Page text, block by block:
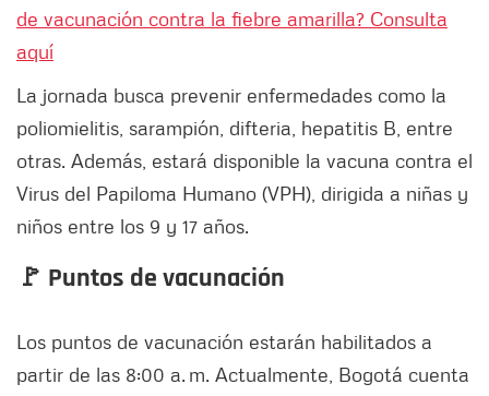
de vacunación contra la fiebre amarilla? Consulta
aquí
La jornada busca prevenir enfermedades como la
poliomielitis, sarampión, difteria, hepatitis B, entre
otras. Además, estará disponible la vacuna contra el
Virus del Papiloma Humano (VPH), dirigida a niñas y
niños entre los 9 y 17 años.
🚩 Puntos de vacunación
Los puntos de vacunación estarán habilitados a
partir de las 8:00 a. m. Actualmente, Bogotá cuenta